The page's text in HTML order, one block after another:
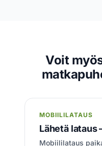
Voit
MOBIILILATAUS
Lähetä lataus
Mobiililataus